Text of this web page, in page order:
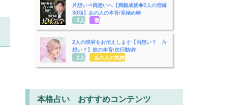
片想い⇒両想いへ【満願成就◆2人の宿縁
30項】あの人の本音/見極め時
2人用 宿縁
2人の現実をお伝えします【両想い？ 片
想い？】彼の本音/次行動/終
2人用
あの人の気持ち
本格占い おすすめコンテンツ